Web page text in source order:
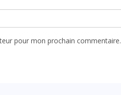
pour mon prochain commentaire.